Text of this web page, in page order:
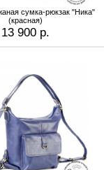
сумка-рюкзак "Ника"
(красная)
13 900 р.